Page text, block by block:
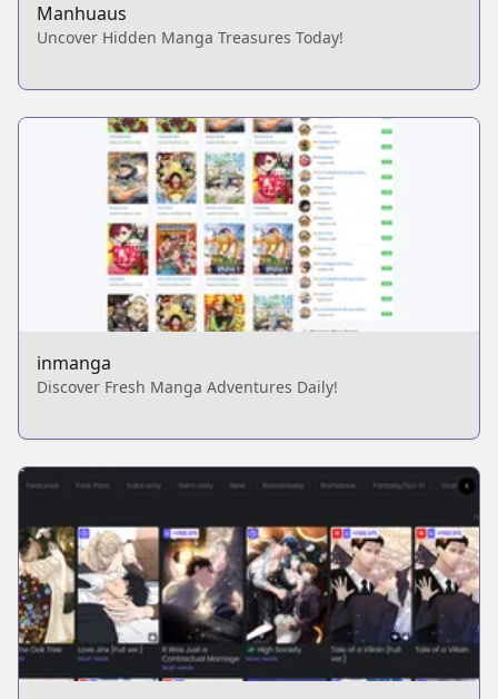
Manhuaus
Uncover Hidden Manga Treasures Today!
inmanga
Discover Fresh Manga Adventures Daily!